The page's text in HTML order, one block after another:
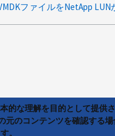
ファイルをNetApp
的な理解を目的として提供
のコンテンツを確認する
。